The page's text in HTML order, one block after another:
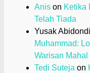
Anis on Ketika
Telah Tiada
Yusak
Muhammad:
Warisan
Tedi Suteja on